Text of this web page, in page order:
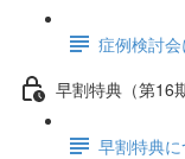
症例検討会
早割特典（第16
早割特典に